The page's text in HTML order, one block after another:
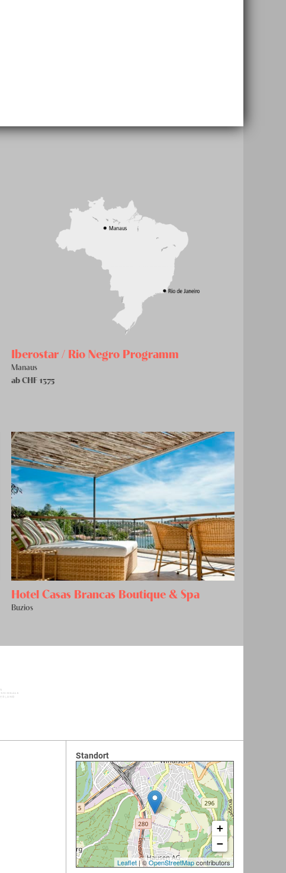
Iberostar / Rio Negro Programm
Manaus
ab CHF 1375
Hotel Casas Brancas Boutique & Spa
Buzios
Standort
+
−
Leaflet| ©OpenStreetMapcontributors